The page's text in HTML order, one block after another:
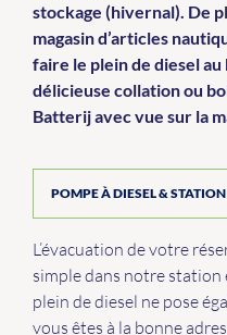
stockage (hivernal). De
magasin d’articles
faire le plein de diesel au
délicieuse collation ou
Batterij avec vue sur la
POMPE À DIESEL &
L’évacuation de votre
simple dans notre
plein de diesel ne pose
vous êtes à la bonne